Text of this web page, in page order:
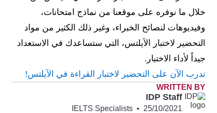
خلال ما نوفره على موقعنا من نماذج امتحانات،
وفيديوهات لنصائح الخبراء، وغير ذلك الكثير من مواد
التحضير لاختبار الآيلتس، التي ستساعدك في الاستعداد
جيداً لأداء الاختبار.
تدرب الآن على التحضير لاختبار القراءة في الآيلتس!
WRITTEN BY
IDP Staff
25/10/2021
•
IELTS Specialists